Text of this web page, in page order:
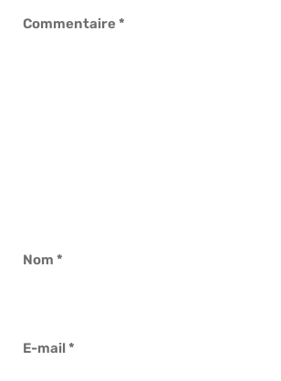
Commentaire*
Nom *
E-mail*